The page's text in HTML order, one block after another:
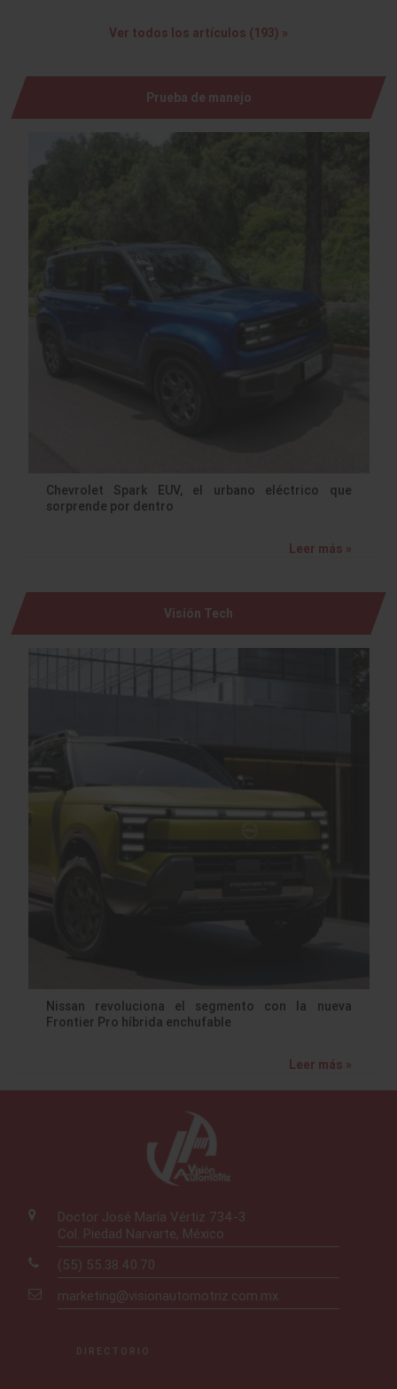
Ver todos los artículos (193) »
Prueba de manejo
Chevrolet Spark EUV, el urbano eléctrico que
sorprende por dentro
Leer más »
Visión Tech
Nissan revoluciona el segmento con la nueva
Frontier Pro híbrida enchufable
Leer más »
Doctor José María Vértiz 734-3
Col. Piedad Narvarte, México
(55) 55.38.40.70
marketing@visionautomotriz.com.mx
DIRECTORIO